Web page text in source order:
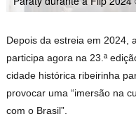
Depois da estreia em 2024,
participa agora na 23.ª
cidade histórica ribeirinha
provocar uma “imersão na
com o Brasil”.